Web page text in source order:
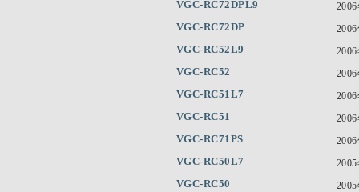
VGC-RC72DPL9
VGC-RC72DP
VGC-RC52L9
VGC-RC52
VGC-RC51L7
VGC-RC51
VGC-RC71PS
VGC-RC50L7
VGC-RC50